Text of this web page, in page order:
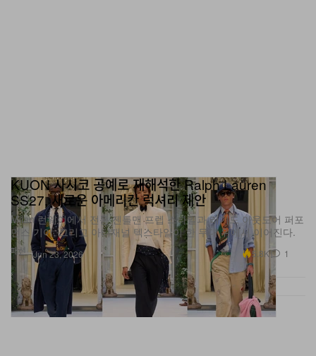
패션
KUON 사시코 공예로 재해석한 Ralph Lauren
SS27, 새로운 아메리칸 럭셔리 제안
Milan 런웨이에서 전통 젠틀맨 프렙 스타일과 러기드 아웃도어 퍼포
먼스 기어, 그리고 아티재널 텍스타일이 한 무대 위에서 이어진다.
Jun 23, 2026 5.8K 1